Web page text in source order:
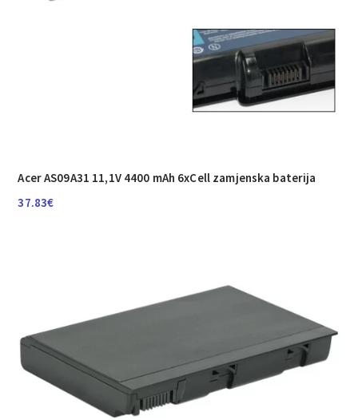
Acer AS09A31 11,1V 4400 mAh 6xCell zamjenska baterija
37.83€